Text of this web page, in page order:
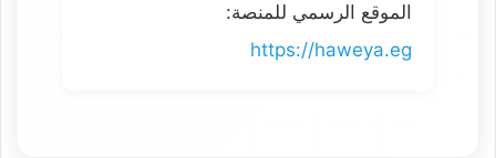
الموقع الرسمي للمنصة:
https://haweya.eg